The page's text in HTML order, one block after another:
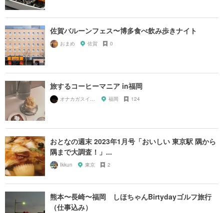
佐賀バルーンフェス〜博多食べ飲み歩きナイト
おまめ 佐賀 0
旅するコーヒーマニア in福岡
オナカガスイタラナニタベヨ 福岡 124
おとなの週末 2023年1月号「おいしい 東京駅 隅から
隅まで大調査！」...
Ikkun 東京 2
熊本〜長崎〜福岡 しほちゃんBirtydayゴルフ旅行
（仕事込み）